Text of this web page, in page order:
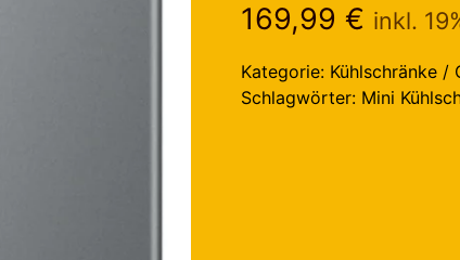
169,99 € inkl.
Kategorie: Kühlschränke /
Schlagwörter: Mini